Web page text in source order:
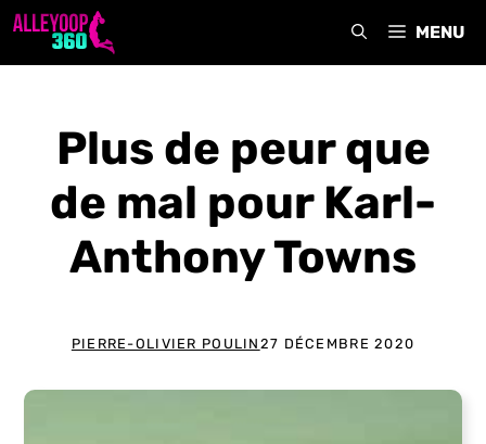
Aller
MENU
Plus de peur que
de mal pour Karl-
Anthony Towns
PIERRE-OLIVIER POULIN 27 DÉCEMBRE 2020